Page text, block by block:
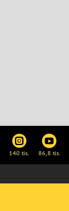
140 tis. 86,8 tis.